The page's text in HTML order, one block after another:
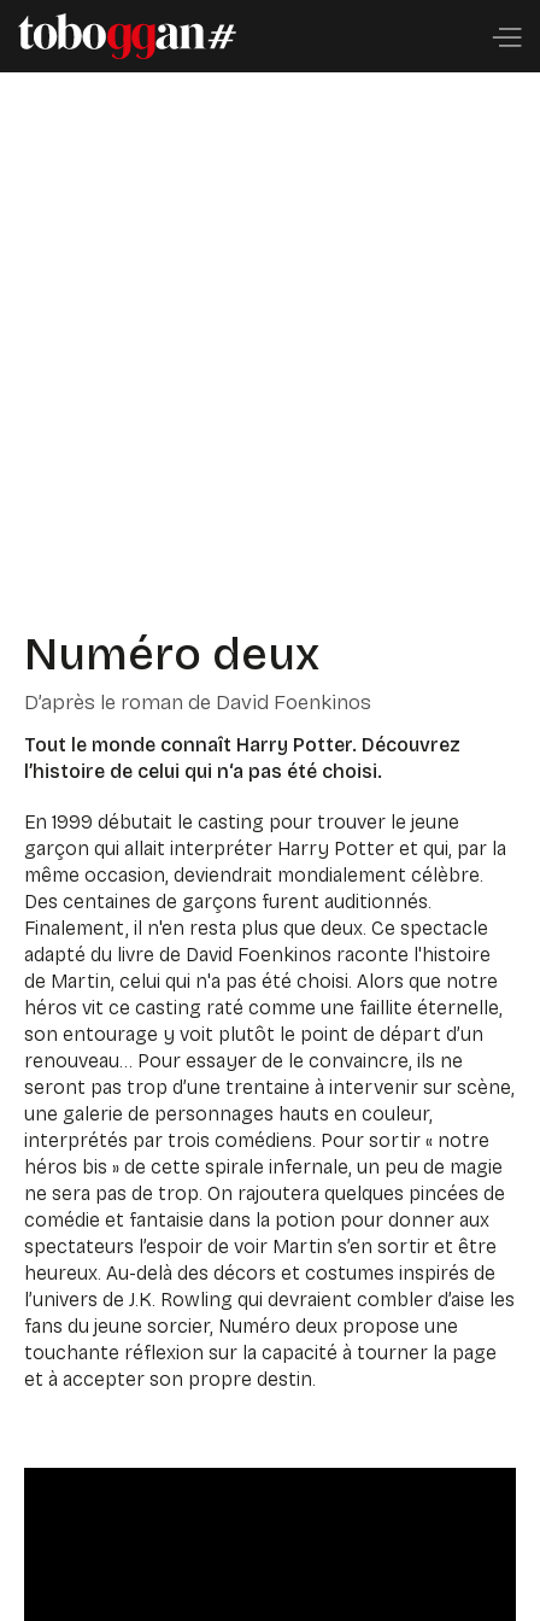
Numéro deux
D’après le roman de David Foenkinos
Tout le monde connaît Harry Potter. Découvrez
l’histoire de celui qui n‘a pas été choisi.
En 1999 débutait le casting pour trouver le jeune
garçon qui allait interpréter Harry Potter et qui, par la
même occasion, deviendrait mondialement célèbre.
Des centaines de garçons furent auditionnés.
Finalement, il n'en resta plus que deux. Ce spectacle
adapté du livre de David Foenkinos raconte l'histoire
de Martin, celui qui n'a pas été choisi. Alors que notre
héros vit ce casting raté comme une faillite éternelle,
son entourage y voit plutôt le point de départ d’un
renouveau… Pour essayer de le convaincre, ils ne
seront pas trop d’une trentaine à intervenir sur scène,
une galerie de personnages hauts en couleur,
interprétés par trois comédiens. Pour sortir « notre
héros bis » de cette spirale infernale, un peu de magie
ne sera pas de trop. On rajoutera quelques pincées de
comédie et fantaisie dans la potion pour donner aux
spectateurs l’espoir de voir Martin s’en sortir et être
heureux. Au-delà des décors et costumes inspirés de
l’univers de J.K. Rowling qui devraient combler d’aise les
fans du jeune sorcier, Numéro deux propose une
touchante réflexion sur la capacité à tourner la page
et à accepter son propre destin.